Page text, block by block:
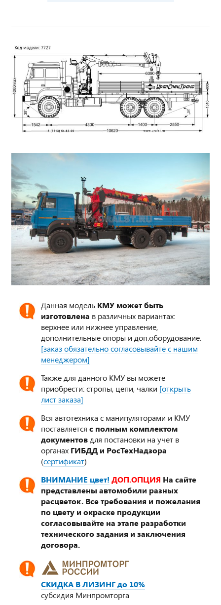
Данная модель КМУ может быть
изготовлена в различных вариантах:
верхнее или нижнее управление,
дополнительные опоры и доп.оборудование.
[заказ обязательно согласовывайте с нашим
менеджером]
Также для данного КМУ вы можете
приобрести: стропы, цепи, чалки [открыть
лист заказа]
Вся автотехника с манипуляторами и КМУ
поставляется с полным комплектом
документовдля постановки на учет в
органах ГИБДД и РосТехНадзора
(сертификат)
ВНИМАНИЕ цвет! ДОП.ОПЦИЯ На сайте
представлены автомобили разных
расцветок. Все требования и пожелания
по цвету и окраске продукции
согласовывайте на этапе разработки
технического задания и заключения
договора.
СКИДКА В ЛИЗИНГ до 10%
субсидия Минпромторга